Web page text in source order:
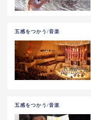
五感をつかう/音楽
五感をつかう/音楽